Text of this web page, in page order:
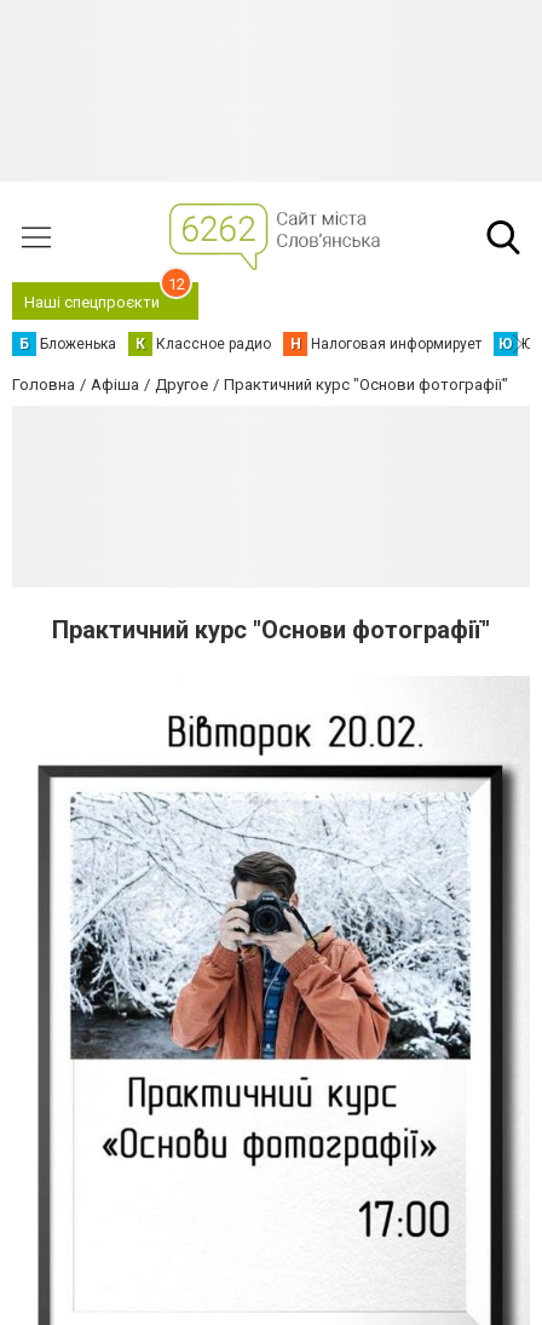
Наші спецпроєкти
12
Б Бложенька К Классное радио Н Налоговая информирует Ю
Головна Афіша Другое Практичний курс "Основи фотографії"
Практичний курс "Основи фотографії"